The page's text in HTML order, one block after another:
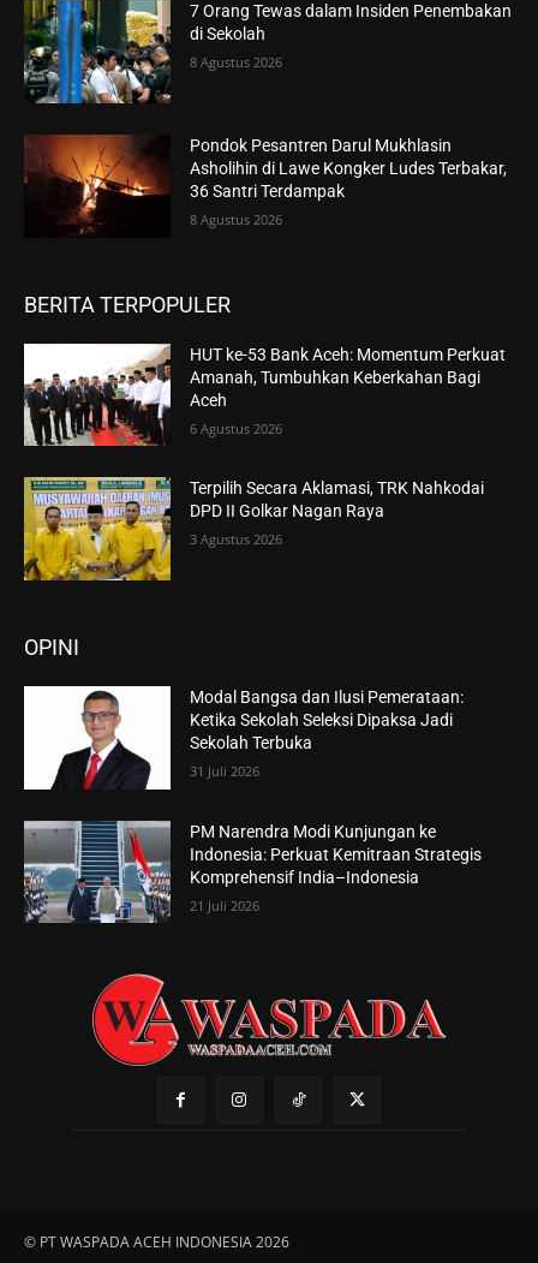
7 Orang Tewas dalam Insiden Penembakan
di Sekolah
8 Agustus 2026
Pondok Pesantren Darul Mukhlasin
Asholihin di Lawe Kongker Ludes Terbakar,
36 Santri Terdampak
8 Agustus 2026
BERITA TERPOPULER
HUT ke-53 Bank Aceh: Momentum Perkuat
Amanah, Tumbuhkan Keberkahan Bagi
Aceh
6 Agustus 2026
Terpilih Secara Aklamasi, TRK Nahkodai
DPD II Golkar Nagan Raya
3 Agustus 2026
OPINI
Modal Bangsa dan Ilusi Pemerataan:
Ketika Sekolah Seleksi Dipaksa Jadi
Sekolah Terbuka
31 Juli 2026
PM Narendra Modi Kunjungan ke
Indonesia: Perkuat Kemitraan Strategis
Komprehensif India–Indonesia
21 Juli 2026
© PT WASPADA ACEH INDONESIA 2026